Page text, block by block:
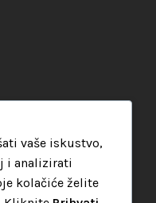
vaše iskustvo,
i analizirati
kolačiće želite